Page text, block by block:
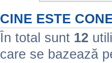
CINE ESTE
În total sunt 12
care se bazează